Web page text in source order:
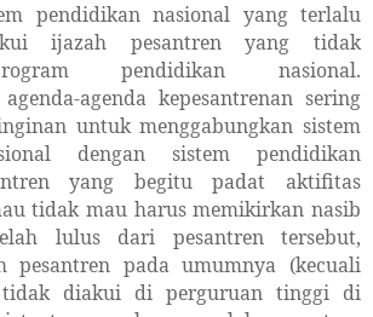
pendidikan nasional yang terlalu
ijazah pesantren yang tidak
pendidikan nasional.
agenda kepesantrenan sering
untuk menggabungkan sistem
dengan sistem pendidikan
yang begitu padat aktifitas
tidak mau harus memikirkan nasib
lulus dari pesantren tersebut,
pesantren pada umumnya (kecuali
diakui di perguruan tinggi di